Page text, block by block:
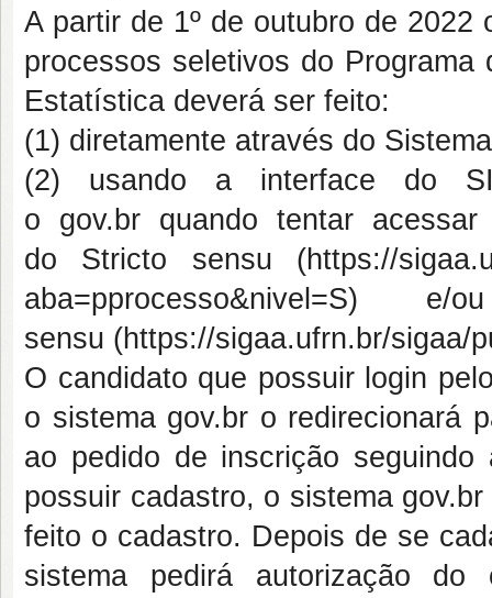
A partir de 1º de outubro de
processos seletivos do
Estatística deverá ser feito:
(1) diretamente através do
(2) usando a interface do
o gov.br quando tentar
do Stricto sensu (https://
aba=pprocesso&nivel=S) e/
sensu (https://sigaa.ufrn.br/sigaa/
O candidato que possuir login
o sistema gov.br o redirecionará
ao pedido de inscrição
possuir cadastro, o sistema gov.br
feito o cadastro. Depois de se
sistema pedirá autorização